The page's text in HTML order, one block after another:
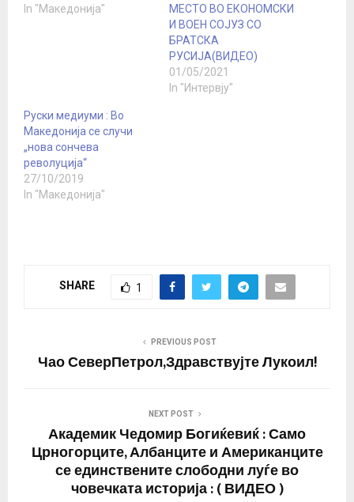
In "Македонија"
МЕСТО ВО ЕКОНОМСКИ
И ВОЕН СОЈУЗ СО
БРАТСКА
РУСИЈА(ВИДЕО)
01/05/2021
In "Интервју"
Руски медиуми : Во
Македонија се случи
„нова сончева
револуција“
27/10/2019
In "Македонија"
SHARE 1
PREVIOUS POST
Чао СеверПетрол,Здравствујте Лукоил!
NEXT POST
Академик Чедомир Богиќевиќ : Само
Црногорците, Албанците и Американците
се единствените слободни луѓе во
човечката историја : ( ВИДЕО )